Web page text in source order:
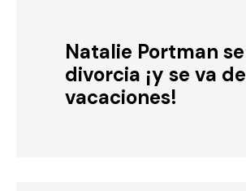
Natalie Portman se
divorcia ¡y se va de
vacaciones!